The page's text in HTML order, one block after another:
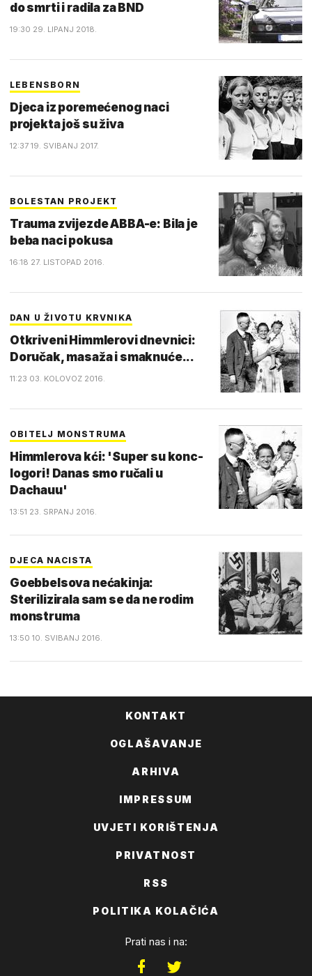
do smrti i radila za BND
19:30 29. LIPANJ 2018.
LEBENSBORN
Djeca iz poremećenog naci
projekta još su živa
12:37 19. SVIBANJ 2017.
BOLESTAN PROJEKT
Trauma zvijezde ABBA-e: Bila je
beba naci pokusa
16:18 27. LISTOPAD 2016.
DAN U ŽIVOTU KRVNIKA
Otkriveni Himmlerovi dnevnici:
Doručak, masaža i smaknuće...
11:23 03. KOLOVOZ 2016.
OBITELJ MONSTRUMA
Himmlerova kći: 'Super su konc-
logori! Danas smo ručali u
Dachauu'
13:51 23. SRPANJ 2016.
DJECA NACISTA
Goebbelsova nećakinja:
Sterilizirala sam se da ne rodim
monstruma
13:50 10. SVIBANJ 2016.
KONTAKT
OGLAŠAVANJE
ARHIVA
IMPRESSUM
UVJETI KORIŠTENJA
PRIVATNOST
RSS
POLITIKA KOLAČIĆA
Prati nas i na: